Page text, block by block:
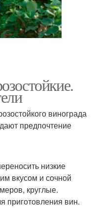
винограда
предпочтение
низкие
вкусом и сочной
круглые.
приготовления вин.